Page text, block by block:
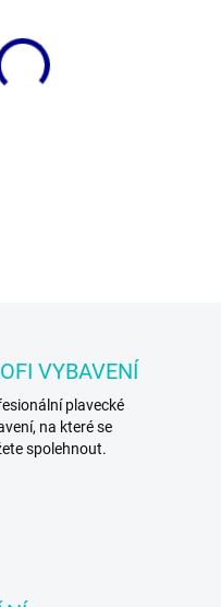
MŮŽEME DORUČIT DO:
VYBAVENÍ
plavecké
na které se
spolehnout.